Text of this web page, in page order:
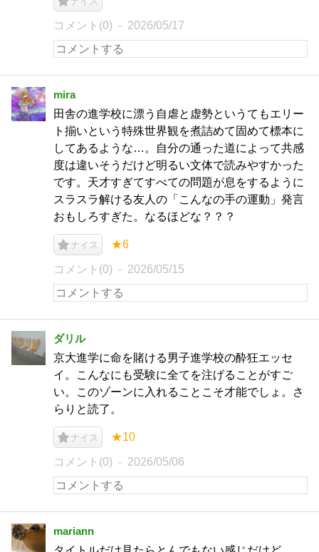
コメント(0) 2026/05/17
mira
田舎の進学校に漂う自虐と虚勢というてもエリー
ト揃いという特殊世界観を煮詰めて固めて標本に
してあるような…。自分の通った道によって共感
度は違いそうだけど明るい文体で読みやすかった
です。天才すぎてすべての問題が息をするように
スラスラ解ける友人の「こんなの手の運動」発言
おもしろすぎた。なるほどな？？？
ナイス ★6
コメント(0) 2026/05/15
ダリル
京大進学に命を賭ける男子進学校の酔狂エッセ
イ。こんなにも受験に全てを注げることがすご
い。このゾーンに入れることこそ才能でしょ。さ
らりと読了。
ナイス ★10
コメント(0) 2026/05/06
mariann